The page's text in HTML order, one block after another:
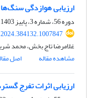
ارزیابی هوازدگی
دوره 56، شماره 3، پاییز 1403، صفحه
غلامرضا تاج بخش، محمد
مشاهده مقاله
اصل
ارزیابی اثرات تفرج